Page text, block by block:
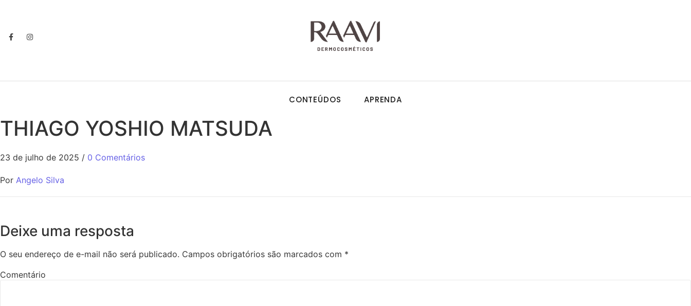
CONTEÚDOS APRENDA
THIAGO YOSHIO MATSUDA
23 de julho de 2025 / 0 Comentários
Por Angelo Silva
Deixe uma resposta
O seu endereço de e-mail não será publicado. Campos obrigatórios são marcados com *
Comentário